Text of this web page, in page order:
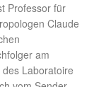
Professor für
Claude
am
Laboratoire